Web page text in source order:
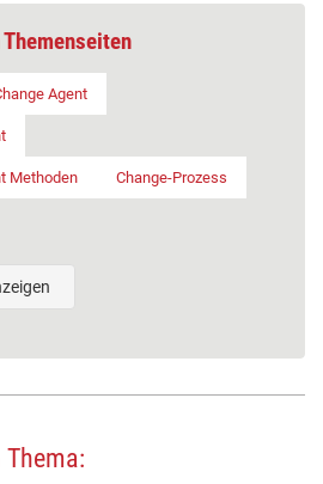
Agent
Methoden Change-Prozess